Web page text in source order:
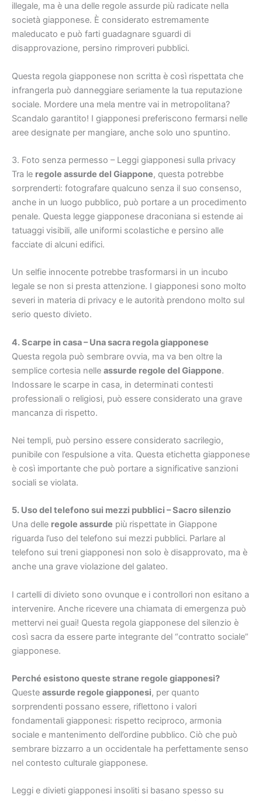
illegale, ma è una delle regole assurde più radicate nella
società giapponese. È considerato estremamente
maleducato e può farti guadagnare sguardi di
disapprovazione, persino rimproveri pubblici.
Questa regola giapponese non scritta è così rispettata che
infrangerla può danneggiare seriamente la tua reputazione
sociale. Mordere una mela mentre vai in metropolitana?
Scandalo garantito! I giapponesi preferiscono fermarsi nelle
aree designate per mangiare, anche solo uno spuntino.
3. Foto senza permesso – Leggi giapponesi sulla privacy
Tra le regole assurde del Giappone, questa potrebbe
sorprenderti: fotografare qualcuno senza il suo consenso,
anche in un luogo pubblico, può portare a un procedimento
penale. Questa legge giapponese draconiana si estende ai
tatuaggi visibili, alle uniformi scolastiche e persino alle
facciate di alcuni edifici.
Un selfie innocente potrebbe trasformarsi in un incubo
legale se non si presta attenzione. I giapponesi sono molto
severi in materia di privacy e le autorità prendono molto sul
serio questo divieto.
4. Scarpe in casa – Una sacra regola giapponese
Questa regola può sembrare ovvia, ma va ben oltre la
semplice cortesia nelle assurde regole del Giappone.
Indossare le scarpe in casa, in determinati contesti
professionali o religiosi, può essere considerato una grave
mancanza di rispetto.
Nei templi, può persino essere considerato sacrilegio,
punibile con l’espulsione a vita. Questa etichetta giapponese
è così importante che può portare a significative sanzioni
sociali se violata.
5. Uso del telefono sui mezzi pubblici – Sacro silenzio
Una delle regole assurde più rispettate in Giappone
riguarda l’uso del telefono sui mezzi pubblici. Parlare al
telefono sui treni giapponesi non solo è disapprovato, ma è
anche una grave violazione del galateo.
I cartelli di divieto sono ovunque e i controllori non esitano a
intervenire. Anche ricevere una chiamata di emergenza può
mettervi nei guai! Questa regola giapponese del silenzio è
così sacra da essere parte integrante del “contratto sociale”
giapponese.
Perché esistono queste strane regole giapponesi?
Queste assurde regole giapponesi, per quanto
sorprendenti possano essere, riflettono i valori
fondamentali giapponesi: rispetto reciproco, armonia
sociale e mantenimento dell’ordine pubblico. Ciò che può
sembrare bizzarro a un occidentale ha perfettamente senso
nel contesto culturale giapponese.
Leggi e divieti giapponesi insoliti si basano spesso su